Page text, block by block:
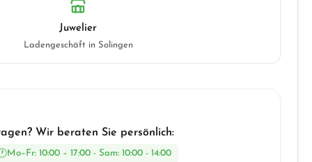
Juwelier
Ladengeschäft in Solingen
Wir beraten Sie persönlich:
Mo–Fr: 10:00 – 17:00 - Sam: 10:00 - 14:00